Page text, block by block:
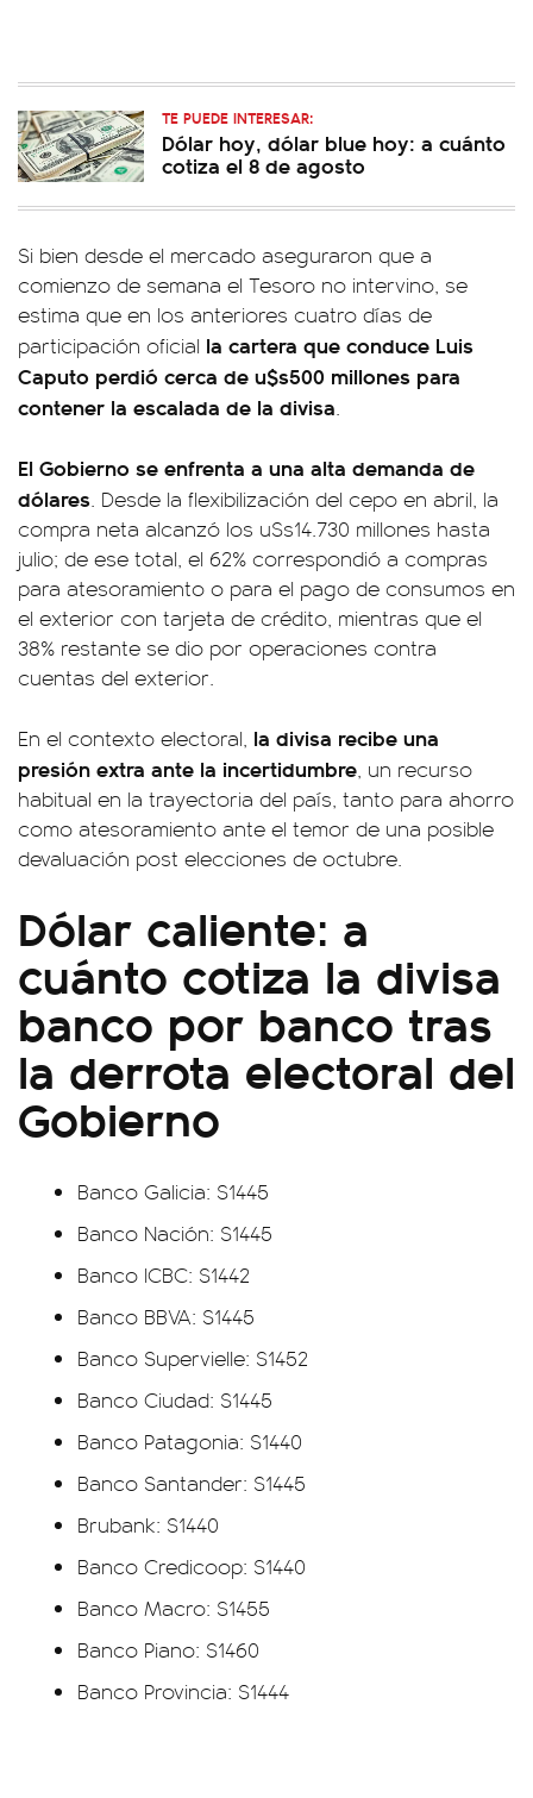
TE PUEDE INTERESAR:
Dólar hoy, dólar blue hoy: a cuánto
cotiza el 8 de agosto
Si bien desde el mercado aseguraron que a
comienzo de semana el Tesoro no intervino, se
estima que en los anteriores cuatro días de
participación oficial la cartera que conduce Luis
Caputo perdió cerca de u$s500 millones para
contener la escalada de la divisa.
El Gobierno se enfrenta a una alta demanda de
dólares. Desde la flexibilización del cepo en abril, la
compra neta alcanzó los u$s14.730 millones hasta
julio; de ese total, el 62% correspondió a compras
para atesoramiento o para el pago de consumos en
el exterior con tarjeta de crédito, mientras que el
38% restante se dio por operaciones contra
cuentas del exterior.
En el contexto electoral, la divisa recibe una
presión extra ante la incertidumbre, un recurso
habitual en la trayectoria del país, tanto para ahorro
como atesoramiento ante el temor de una posible
devaluación post elecciones de octubre.
Dólar caliente: a
cuánto cotiza la divisa
banco por banco tras
la derrota electoral del
Gobierno
Banco Galicia: $1445
Banco Nación: $1445
Banco ICBC: $1442
Banco BBVA: $1445
Banco Supervielle: $1452
Banco Ciudad: $1445
Banco Patagonia: $1440
Banco Santander: $1445
Brubank: $1440
Banco Credicoop: $1440
Banco Macro: $1455
Banco Piano: $1460
Banco Provincia: $1444